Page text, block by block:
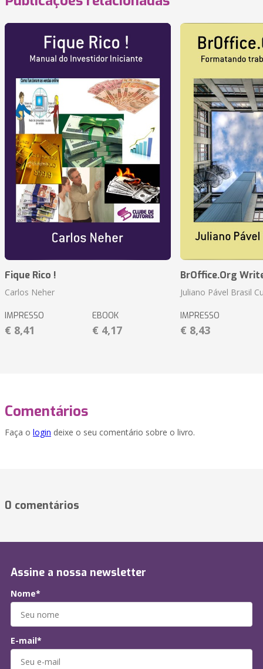
Fique Rico !
Carlos Neher
IMPRESSO
€ 8,41
EBOOK
€ 4,17
BrOffice.Org
Juliano Pável Brasil
IMPRESSO
€ 8,43
Comentários
Faça o login deixe o seu comentário sobre o livro.
0 comentários
Assine a nossa newsletter
Nome*
E-mail*